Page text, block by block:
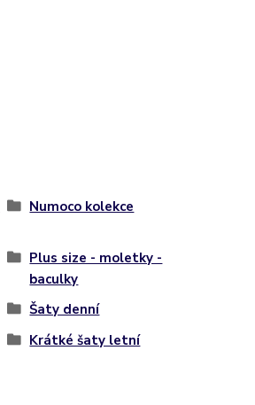
Numoco kolekce
Plus size - moletky -
baculky
Šaty denní
Krátké šaty letní